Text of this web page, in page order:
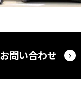
お問い合わせ